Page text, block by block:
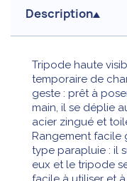
Description
Tripode haute
temporaire de
geste : prêt à
main, il se déplie
acier zingué et
Rangement facile
type parapluie : il
eux et le tripode